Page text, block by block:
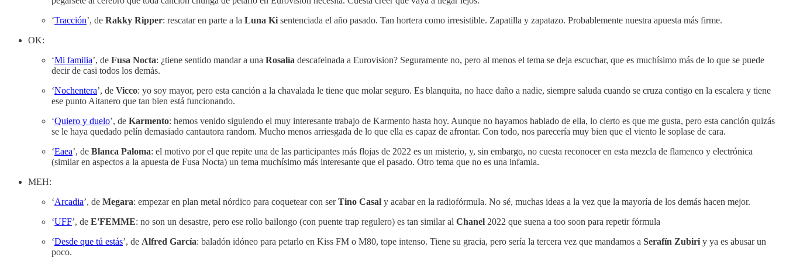
‘Tracción’, de Rakky Ripper: rescatar en parte a la Luna Ki sentenciada el año pasado. Tan hortera como irresistible. Zapatilla y zapatazo. Probablemente nuestra apuesta más firme.
OK:
‘Mi familia’, de Fusa Nocta: ¿tiene sentido mandar a una Rosalía descafeinada a Eurovision? Seguramente no, pero al menos el tema se deja escuchar, que es muchísimo más de lo que se puede
decir de casi todos los demás.
‘Nochentera’, de Vicco: yo soy mayor, pero esta canción a la chavalada le tiene que molar seguro. Es blanquita, no hace daño a nadie, siempre saluda cuando se cruza contigo en la escalera y tiene
ese punto Aitanero que tan bien está funcionando.
‘Quiero y duelo’, de Karmento: hemos venido siguiendo el muy interesante trabajo de Karmento hasta hoy. Aunque no hayamos hablado de ella, lo cierto es que me gusta, pero esta canción quizás
se le haya quedado pelín demasiado cantautora random. Mucho menos arriesgada de lo que ella es capaz de afrontar. Con todo, nos parecería muy bien que el viento le soplase de cara.
‘Eaea’, de Blanca Paloma: el motivo por el que repite una de las participantes más flojas de 2022 es un misterio, y, sin embargo, no cuesta reconocer en esta mezcla de flamenco y electrónica
(similar en aspectos a la apuesta de Fusa Nocta) un tema muchísimo más interesante que el pasado. Otro tema que no es una infamia.
MEH:
‘Arcadia’, de Megara: empezar en plan metal nórdico para coquetear con serTino Casal y acabar en la radiofórmula. No sé, muchas ideas a la vez que la mayoría de los demás hacen mejor.
‘UFF’, de E'FEMME: no son un desastre, pero ese rollo bailongo (con puente trap regulero) es tan similar al Chanel 2022 que suena a too soon para repetir fórmula
‘Desde que tú estás’, de Alfred García: baladón idóneo para petarlo en Kiss FM o M80, tope intenso. Tiene su gracia, pero sería la tercera vez que mandamos a Serafín Zubiri y ya es abusar un
poco.